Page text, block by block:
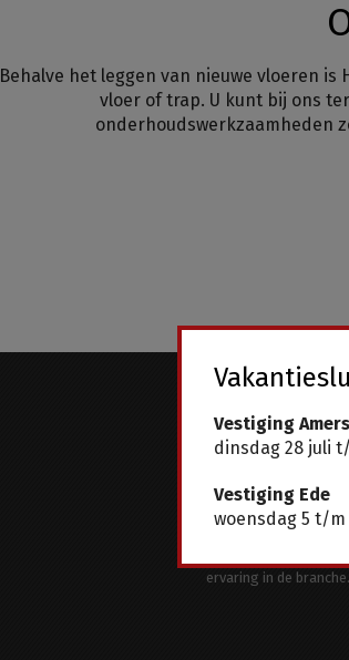
Behalve het leggen van nieuwe vloeren
vloer of trap. U kunt bij ons
onderhoudswerkzaamheden
ervaring in de
Vestiging
dinsdag 28 juli
Vestiging Ede
woensdag 5 t/